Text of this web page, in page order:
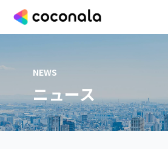
NEWS
ニュース